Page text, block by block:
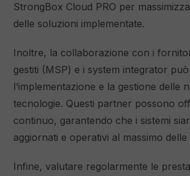
StrongBox Cloud PRO per
delle soluzioni implementate.
Inoltre, la collaborazione con i
gestiti (MSP) e i system integrator
l’implementazione e la gestione delle
tecnologie. Questi partner possono
continuo, garantendo che i sistemi
aggiornati e operativi al massimo
Infine, valutare regolarmente le